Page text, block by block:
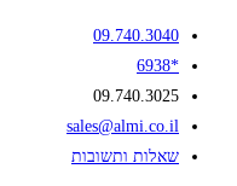
ותשובות